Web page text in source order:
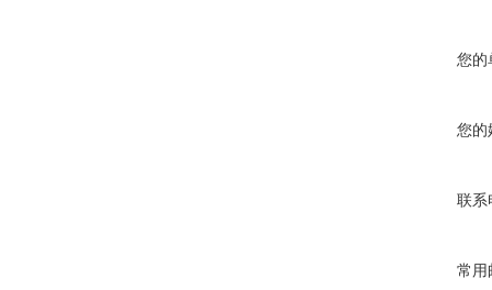
您的
您的
联系
常用